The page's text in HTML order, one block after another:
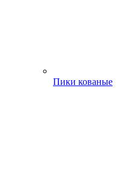
Пики кованые